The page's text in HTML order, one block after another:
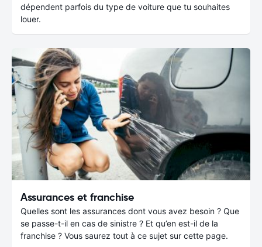
dépendent parfois du type de voiture que tu souhaites
louer.
Assurances et franchise
Quelles sont les assurances dont vous avez besoin ? Que
se passe-t-il en cas de sinistre ? Et qu’en est-il de la
franchise ? Vous saurez tout à ce sujet sur cette page.